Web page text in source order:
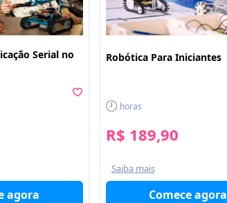
Serial no
agora
Robótica Para Iniciantes
horas
R$ 189,90
Saiba mais
Comece agora